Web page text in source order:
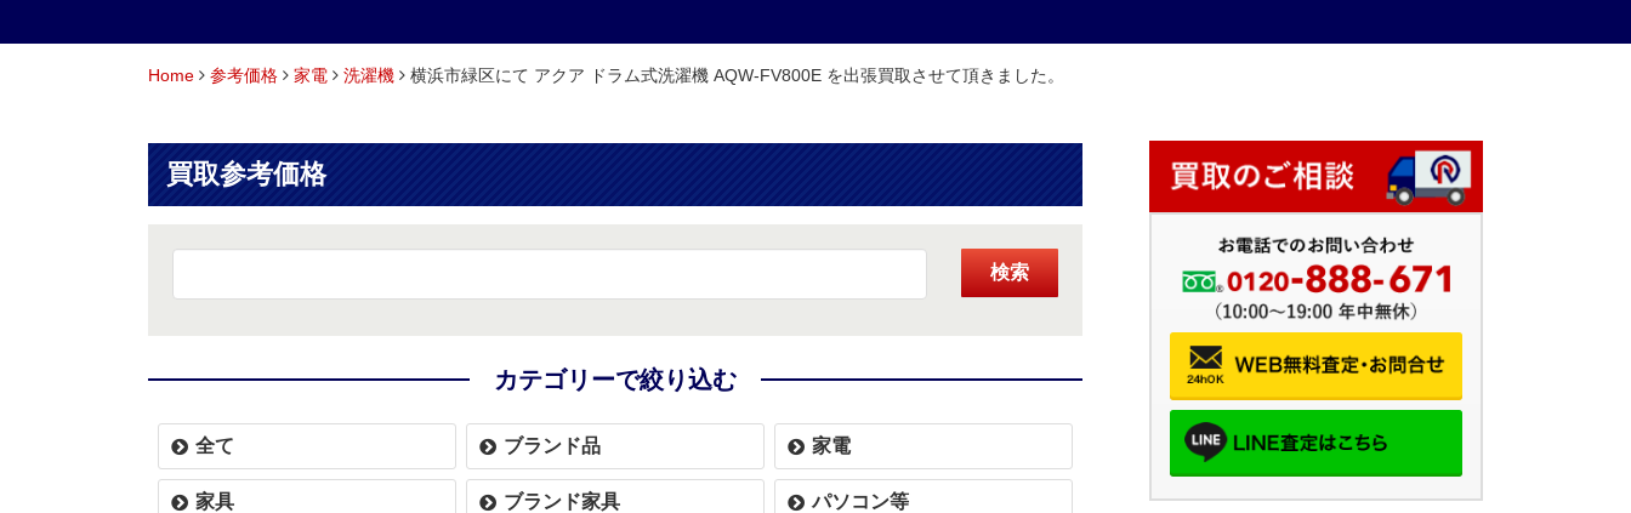
Home 参考価格 家電 洗濯機 横浜市緑区にて アクア ドラム式洗濯機 AQW-FV800E を出張買取させて頂きました。
買取参考価格
検索
カテゴリーで絞り込む
全て ブランド品 家電
家具 ブランド家具 パソコン等